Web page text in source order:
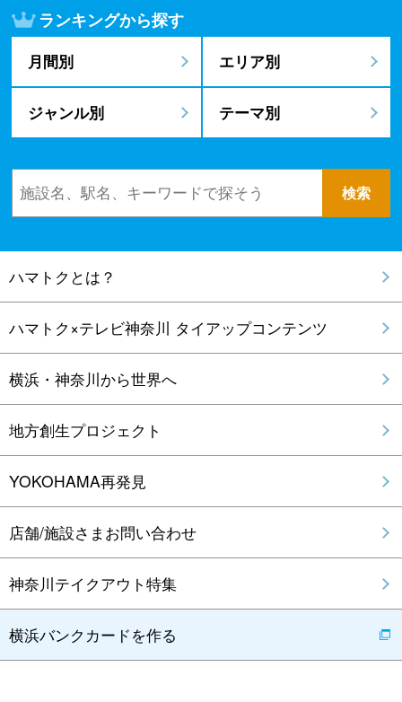
ランキングから探す
月間別 エリア別
ジャンル別 テーマ別
ハマトクとは？
ハマトク×テレビ神奈川 タイアップコンテンツ
横浜・神奈川から世界へ
地方創生プロジェクト
YOKOHAMA再発見
店舗/施設さまお問い合わせ
神奈川テイクアウト特集
横浜バンクカードを作る